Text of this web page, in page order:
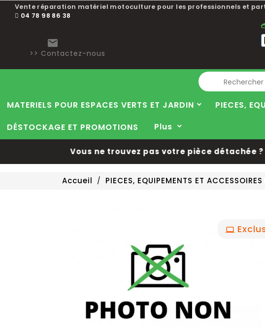
Vente réparation matériel motoculture pour les professionnels et
04 78 98 86 38

>> Contactez-nous
MATERIELS POUR ESPACES VERTS ET JARDIN PIECES,
DÉSTOCKAGE ET PROMOTIONS
Plus
Vous ne trouvez pas votre pièce détachée ?
Accueil PIECES, EQUIPEMENTS ET